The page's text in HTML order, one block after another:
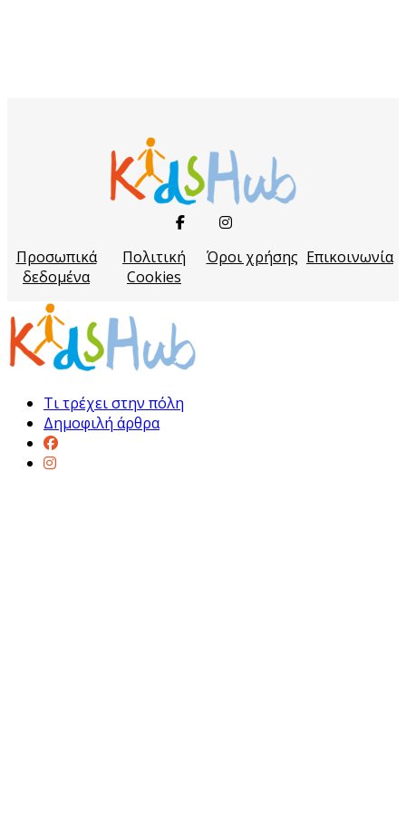
Προσωπικά
δεδομένα
Πολιτική
Cookies
Όροι χρήσης Επικοινωνία
Τι τρέχει στην πόλη
Δημοφιλή άρθρα